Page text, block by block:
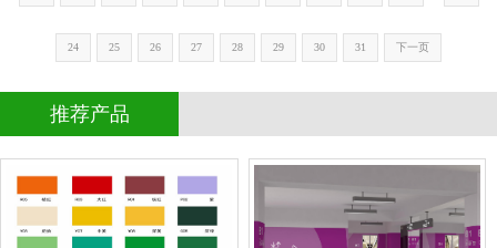
24 25 26 27 28 29 30 31 下一页
推荐产品
环氧地坪漆
环氧地坪 停车场环氧地坪
停车场地坪
查看详情